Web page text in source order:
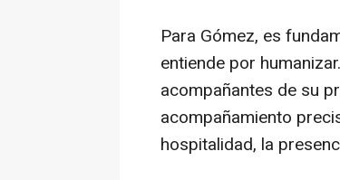
Para Gómez, es
entiende por
acompañantes de su
acompañamiento
hospitalidad, la